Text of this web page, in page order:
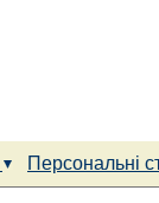
Персональні